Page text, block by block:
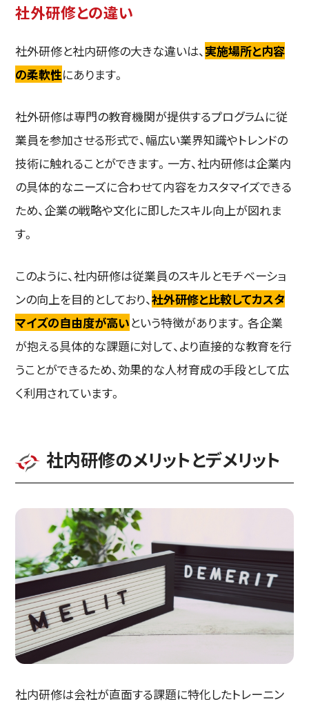
社外研修との違い
社外研修と社内研修の大きな違いは、実施場所と内容
の柔軟性にあります。
社外研修は専門の教育機関が提供するプログラムに従
業員を参加させる形式で、幅広い業界知識やトレンドの
技術に触れることができます。一方、社内研修は企業内
の具体的なニーズに合わせて内容をカスタマイズできる
ため、企業の戦略や文化に即したスキル向上が図れま
す。
このように、社内研修は従業員のスキルとモチベーショ
ンの向上を目的としており、社外研修と比較してカスタ
マイズの自由度が高いという特徴があります。各企業
が抱える具体的な課題に対して、より直接的な教育を行
うことができるため、効果的な人材育成の手段として広
く利用されています。
社内研修のメリットとデメリット
社内研修は会社が直面する課題に特化したトレーニン